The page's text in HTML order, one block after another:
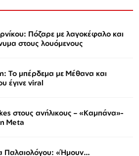
Πόζαρε με λαγοκέφαλο και
στους λουόμενους
Το μπέρδεμα με Μέθανα και
έγινε viral
στους ανήλικους – «Καμπάνα»-
Meta
Παλαιολόγου: «Ήμουν…